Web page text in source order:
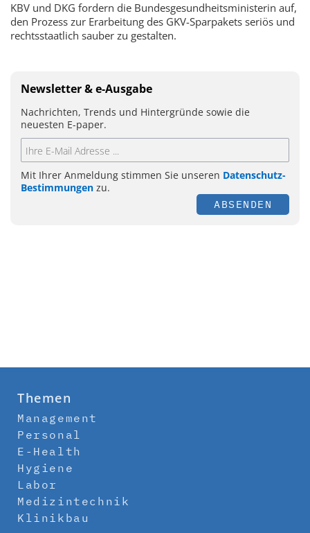
KBV und DKG fordern die Bundesgesundheitsministerin auf,
den Prozess zur Erarbeitung des GKV-Sparpakets seriös und
rechtsstaatlich sauber zu gestalten.
Newsletter & e-Ausgabe
Nachrichten, Trends und Hintergründe sowie die
neuesten E-paper.
Mit Ihrer Anmeldung stimmen Sie unseren Datenschutz-
Bestimmungen zu.
ABSENDEN
Themen
Management
Personal
E-Health
Hygiene
Labor
Medizintechnik
Klinikbau